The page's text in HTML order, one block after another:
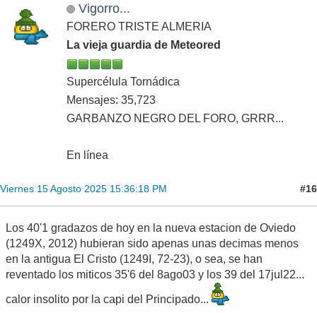
Vigorro...
FORERO TRISTE ALMERIA
La vieja guardia de Meteored
Supercélula Tornádica
Mensajes: 35,723
GARBANZO NEGRO DEL FORO, GRRR...
En línea
Viernes 15 Agosto 2025 15:36:18 PM #16
Los 40'1 gradazos de hoy en la nueva estacion de Oviedo
(1249X, 2012) hubieran sido apenas unas decimas menos
en la antigua El Cristo (1249I, 72-23), o sea, se han
reventado los miticos 35'6 del 8ago03 y los 39 del 17jul22...
calor insolito por la capi del Principado...